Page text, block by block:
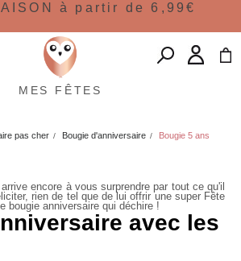
à partir de 6,99€
MES FÊTES
pas cher Bougie d'anniversaire Bougie 5 ans
encore à vous surprendre par tout ce qu'il
rien de tel que de lui offrir une super Fête
bougie anniversaire qui déchire !
avec les